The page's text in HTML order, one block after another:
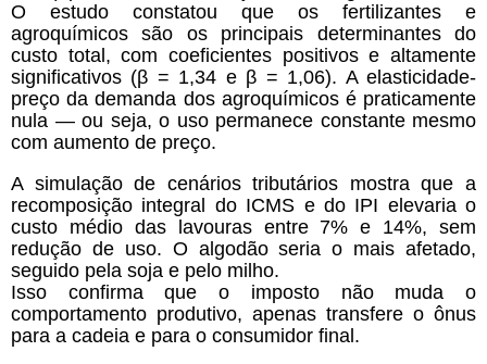
O estudo constatou que os fertilizantes e
agroquímicos são os principais determinantes do
custo total, com coeficientes positivos e altamente
significativos (β = 1,34 e β = 1,06). A elasticidade-
preço da demanda dos agroquímicos é praticamente
nula — ou seja, o uso permanece constante mesmo
com aumento de preço.
A simulação de cenários tributários mostra que a
recomposição integral do ICMS e do IPI elevaria o
custo médio das lavouras entre 7% e 14%, sem
redução de uso. O algodão seria o mais afetado,
seguido pela soja e pelo milho.
Isso confirma que o imposto não muda o
comportamento produtivo, apenas transfere o ônus
para a cadeia e para o consumidor final.